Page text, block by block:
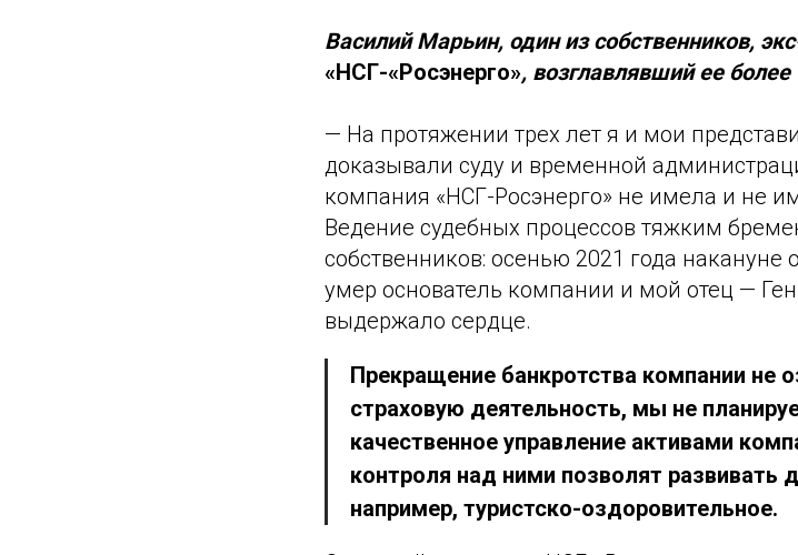
Василий Марьин, один из собственников,
«НСГ-«Росэнерго», возглавлявший ее более
— На протяжении трех лет я и мои
доказывали суду и временной
компания «НСГ-Росэнерго» не имела и не
Ведение судебных процессов тяжким
собственников: осенью 2021 года накануне
умер основатель компании и мой отец —
выдержало сердце.
Прекращение банкротства компании не
страховую деятельность, мы не
качественное управление активами
контроля над ними позволят развивать
например, туристско-оздоровительное.